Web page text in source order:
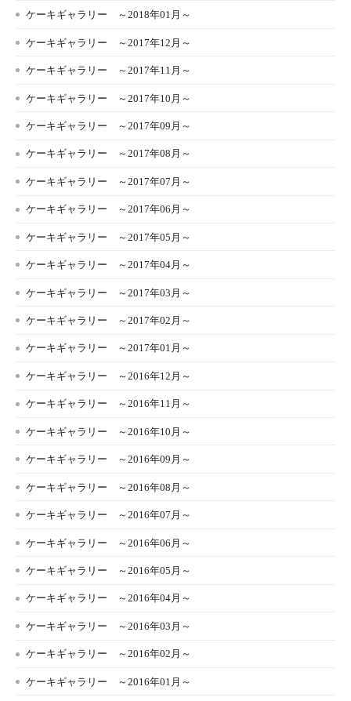
ケーキギャラリー ～2018年01月～
ケーキギャラリー ～2017年12月～
ケーキギャラリー ～2017年11月～
ケーキギャラリー ～2017年10月～
ケーキギャラリー ～2017年09月～
ケーキギャラリー ～2017年08月～
ケーキギャラリー ～2017年07月～
ケーキギャラリー ～2017年06月～
ケーキギャラリー ～2017年05月～
ケーキギャラリー ～2017年04月～
ケーキギャラリー ～2017年03月～
ケーキギャラリー ～2017年02月～
ケーキギャラリー ～2017年01月～
ケーキギャラリー ～2016年12月～
ケーキギャラリー ～2016年11月～
ケーキギャラリー ～2016年10月～
ケーキギャラリー ～2016年09月～
ケーキギャラリー ～2016年08月～
ケーキギャラリー ～2016年07月～
ケーキギャラリー ～2016年06月～
ケーキギャラリー ～2016年05月～
ケーキギャラリー ～2016年04月～
ケーキギャラリー ～2016年03月～
ケーキギャラリー ～2016年02月～
ケーキギャラリー ～2016年01月～